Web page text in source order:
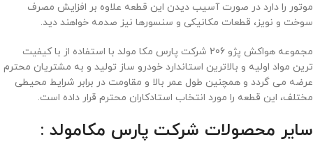
موتور را دارد در صورت آسیب دیدن این قطعه علاوه بر افزایش مصرف
سوخت و نویز، قطعات مکانیکی و سنسورها نیز صدمه خواهند دید.
مجموعه هواکش پژو 206 شرکت پارس مکا مولد با استفاده از با کیفیت
ترین مواد اولیه و بالاترین استاندارد خودرو ساز تولید و به مشتریان محترم
عرضه می گردد و همچنین طول عمر بالا و مقاومت در برابر شرایط محیطی
مختلف، این قطعه را مورد انتخاب استادکاران محترم قرار داده است.
سایر محصولات شرکت پارس مکامولد :